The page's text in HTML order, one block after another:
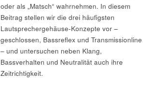
oder als „Matsch“ wahrnehmen. In diesem
Beitrag stellen wir die drei häufigsten
Lautsprechergehäuse-Konzepte vor –
geschlossen, Bassreflex und Transmissionline
– und untersuchen neben Klang,
Bassverhalten und Neutralität auch ihre
Zeitrichtigkeit.